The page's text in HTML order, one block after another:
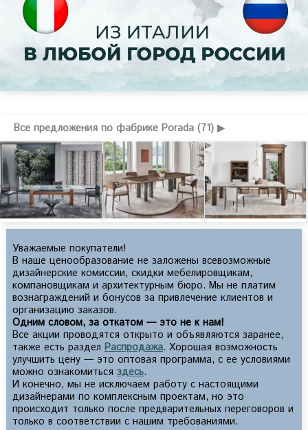
Все предложения по фабрике Porada (71) ▶
Уважаемые покупатели!
В наше ценообразование не заложены всевозможные
дизайнерские комиссии, скидки мебелировщикам,
компановщикам и архитектурным бюро. Мы не платим
вознаграждений и бонусов за привлечение клиентов и
организацию заказов.
Одним словом, за откатом — это не к нам!
Все акции проводятся открыто и объявляются заранее,
также есть раздел Распродажа. Хорошая возможность
улучшить цену — это оптовая программа, с ее условиями
можно ознакомиться здесь.
И конечно, мы не исключаем работу с настоящими
дизайнерами по комплексным проектам, но это
происходит только после предварительных переговоров и
только в соответствии с нашим требованиями.